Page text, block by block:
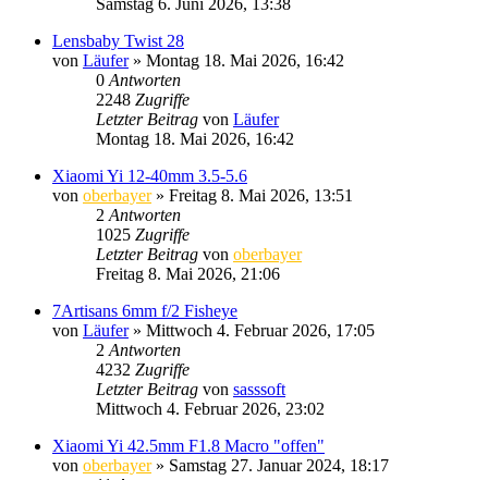
Lensbaby Twist 28
von Läufer» Montag 18. Mai 2026, 16:42
0 Antworten
2248 Zugriffe
Letzter Beitrag von Läufer
Montag 18. Mai 2026, 16:42
Xiaomi Yi 12-40mm 3.5-5.6
von oberbayer» Freitag 8. Mai 2026, 13:51
2 Antworten
1025 Zugriffe
Letzter Beitrag von oberbayer
Freitag 8. Mai 2026, 21:06
7Artisans 6mm f/2 Fisheye
von Läufer» Mittwoch 4. Februar 2026, 17:05
2 Antworten
4232 Zugriffe
Letzter Beitrag von sasssoft
Mittwoch 4. Februar 2026, 23:02
Xiaomi Yi 42.5mm F1.8 Macro "offen"
von oberbayer» Samstag 27. Januar 2024, 18:17